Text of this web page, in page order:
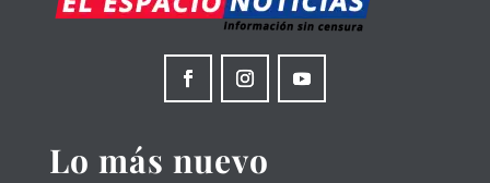
Lo más nuevo